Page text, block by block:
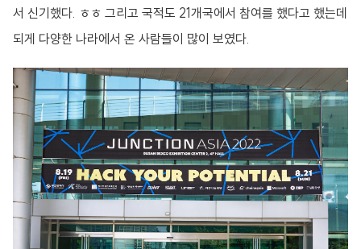
서 신기했다. ㅎㅎ 그리고 국적도 21개국에서 참여를 했다고 했는데
되게 다양한 나라에서 온 사람들이 많이 보였다.